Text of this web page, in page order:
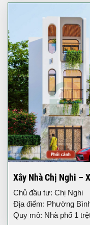
Xây Nhà Chị Nghi –
Chủ đầu tư: Chị Nghi
Địa điểm: Phường
Quy mô: Nhà phố 1